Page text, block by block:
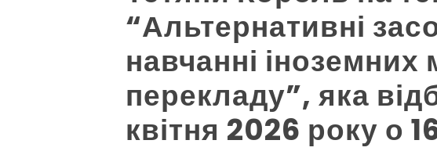
“Альтернативні
навчанні іноземних
перекладу”, яка
квітня 2026 року о